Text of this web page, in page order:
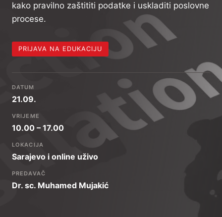
kako pravilno zaštititi podatke i uskladiti poslovne
procese.
PRIJAVA NA EDUKACIJU
DATUM
21.09.
VRIJEME
10.00 – 17.00
LOKACIJA
Sarajevo i online uživo
PREDAVAČ
Dr. sc. Muhamed Mujakić